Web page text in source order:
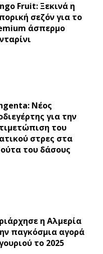
Fruit: Ξεκινά η
σεζόν για το
άσπερμο
Νέος
για την
του
στρες στα
του δάσους
η Αλμερία
παγκόσμια αγορά
το 2025